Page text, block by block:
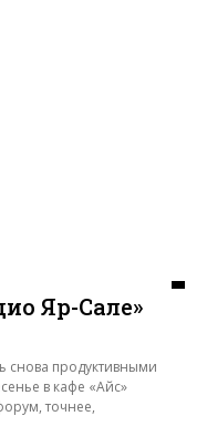
Яр-Сале»
продуктивными
в кафе «Айс»
точнее,